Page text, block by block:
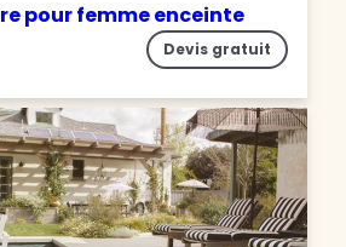
pour femme enceinte
Devis gratuit